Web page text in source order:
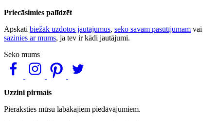
Priecāsimies palīdzēt
Apskati biežāk uzdotos jautājumus, seko savam pasūtījumam vai
sazinies ar mums, ja tev ir kādi jautājumi.
Seko mums
Uzzini pirmais
Pieraksties mūsu labākajiem piedāvājumiem.